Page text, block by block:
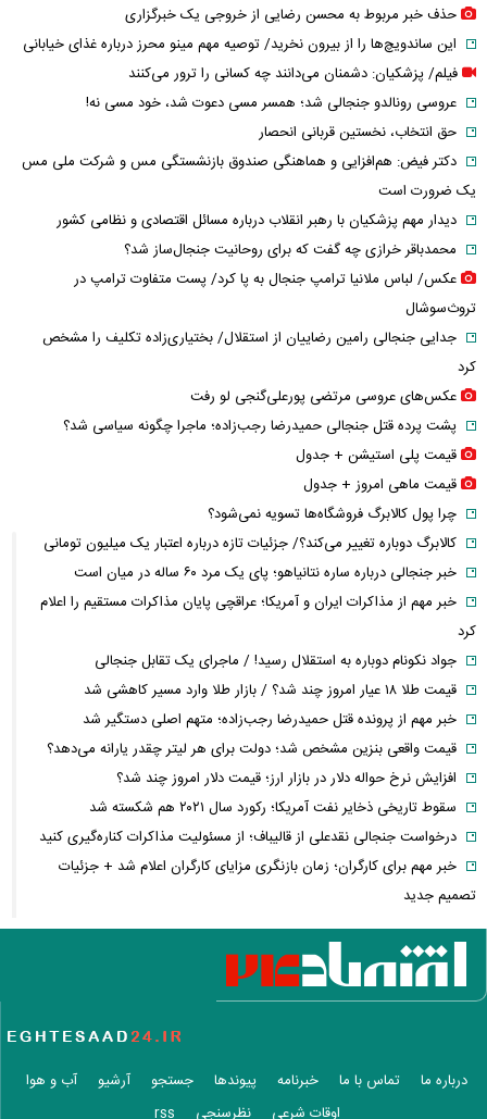
حذف خبر مربوط به محسن رضایی از خروجی یک خبرگزاری
این ساندویچ‌ها را از بیرون نخرید/ توصیه مهم مینو محرز درباره غذای خیابانی
فیلم/ پزشکیان: دشمنان می‌دانند چه کسانی را ترور می‌کنند
عروسی رونالدو جنجالی شد؛ همسر مسی دعوت شد، خود مسی نه!
حق انتخاب، نخستین قربانی انحصار
دکتر فیض: هم‌افزایی و هماهنگی صندوق بازنشستگی مس و شرکت ملی مس
یک ضرورت است
دیدار مهم پزشکیان با رهبر انقلاب درباره مسائل اقتصادی و نظامی کشور
محمدباقر خرازی چه گفت که برای روحانیت جنجال‌ساز شد؟
عکس/ لباس ملانیا ترامپ جنجال به پا کرد/ پست متفاوت ترامپ در
تروث‌سوشال
جدایی جنجالی رامین رضاییان از استقلال/ بختیاری‌زاده تکلیف را مشخص
کرد
عکس‌های عروسی مرتضی پورعلی‌گنجی لو رفت
پشت پرده قتل جنجالی حمیدرضا رجب‌زاده؛ ماجرا چگونه سیاسی شد؟
قیمت پلی استیشن + جدول
قیمت ماهی امروز + جدول
چرا پول کالابرگ فروشگاه‌ها تسویه نمی‌شود؟
کالابرگ دوباره تغییر می‌کند؟/ جزئیات تازه درباره اعتبار یک میلیون تومانی
خبر جنجالی درباره ساره نتانیاهو؛ پای یک مرد ۶۰ ساله در میان است
خبر مهم از مذاکرات ایران و آمریکا؛ عراقچی پایان مذاکرات مستقیم را اعلام
کرد
جواد نکونام دوباره به استقلال رسید! / ماجرای یک تقابل جنجالی
قیمت طلا ۱۸ عیار امروز چند شد؟ / بازار طلا وارد مسیر کاهشی شد
خبر مهم از پرونده قتل حمیدرضا رجب‌زاده؛ متهم اصلی دستگیر شد
قیمت واقعی بنزین مشخص شد؛ دولت برای هر لیتر چقدر یارانه می‌دهد؟
افزایش نرخ حواله دلار در بازار ارز؛ قیمت دلار امروز چند شد؟
سقوط تاریخی ذخایر نفت آمریکا؛ رکورد سال ۲۰۲۱ هم شکسته شد
درخواست جنجالی نقدعلی از قالیباف؛ از مسئولیت مذاکرات کناره‌گیری کنید
خبر مهم برای کارگران؛ زمان بازنگری مزایای کارگران اعلام شد + جزئیات
تصمیم جدید
محموله جدید بابک زنجانی به این استان ارسال شد
زمان پرداخت معوقات بازنشستگان تأمین اجتماعی؛ معوقات فروردین و
اردیبهشت چه زمانی واریز می‌شود؟
درخواست توقف تحمیل هزینه‌های مسئولیت اجتماعی به شرکت‌های بورسی
هجوم حقیقی‌ها به بورس؛ سومین روز رشد بالای ۲ درصدی شاخص کل چه
درباره ما تماس با ما خبرنامه پیوندها جستجو آرشیو
آب و هوا
اوقات شرعی
نظرسنجی rss